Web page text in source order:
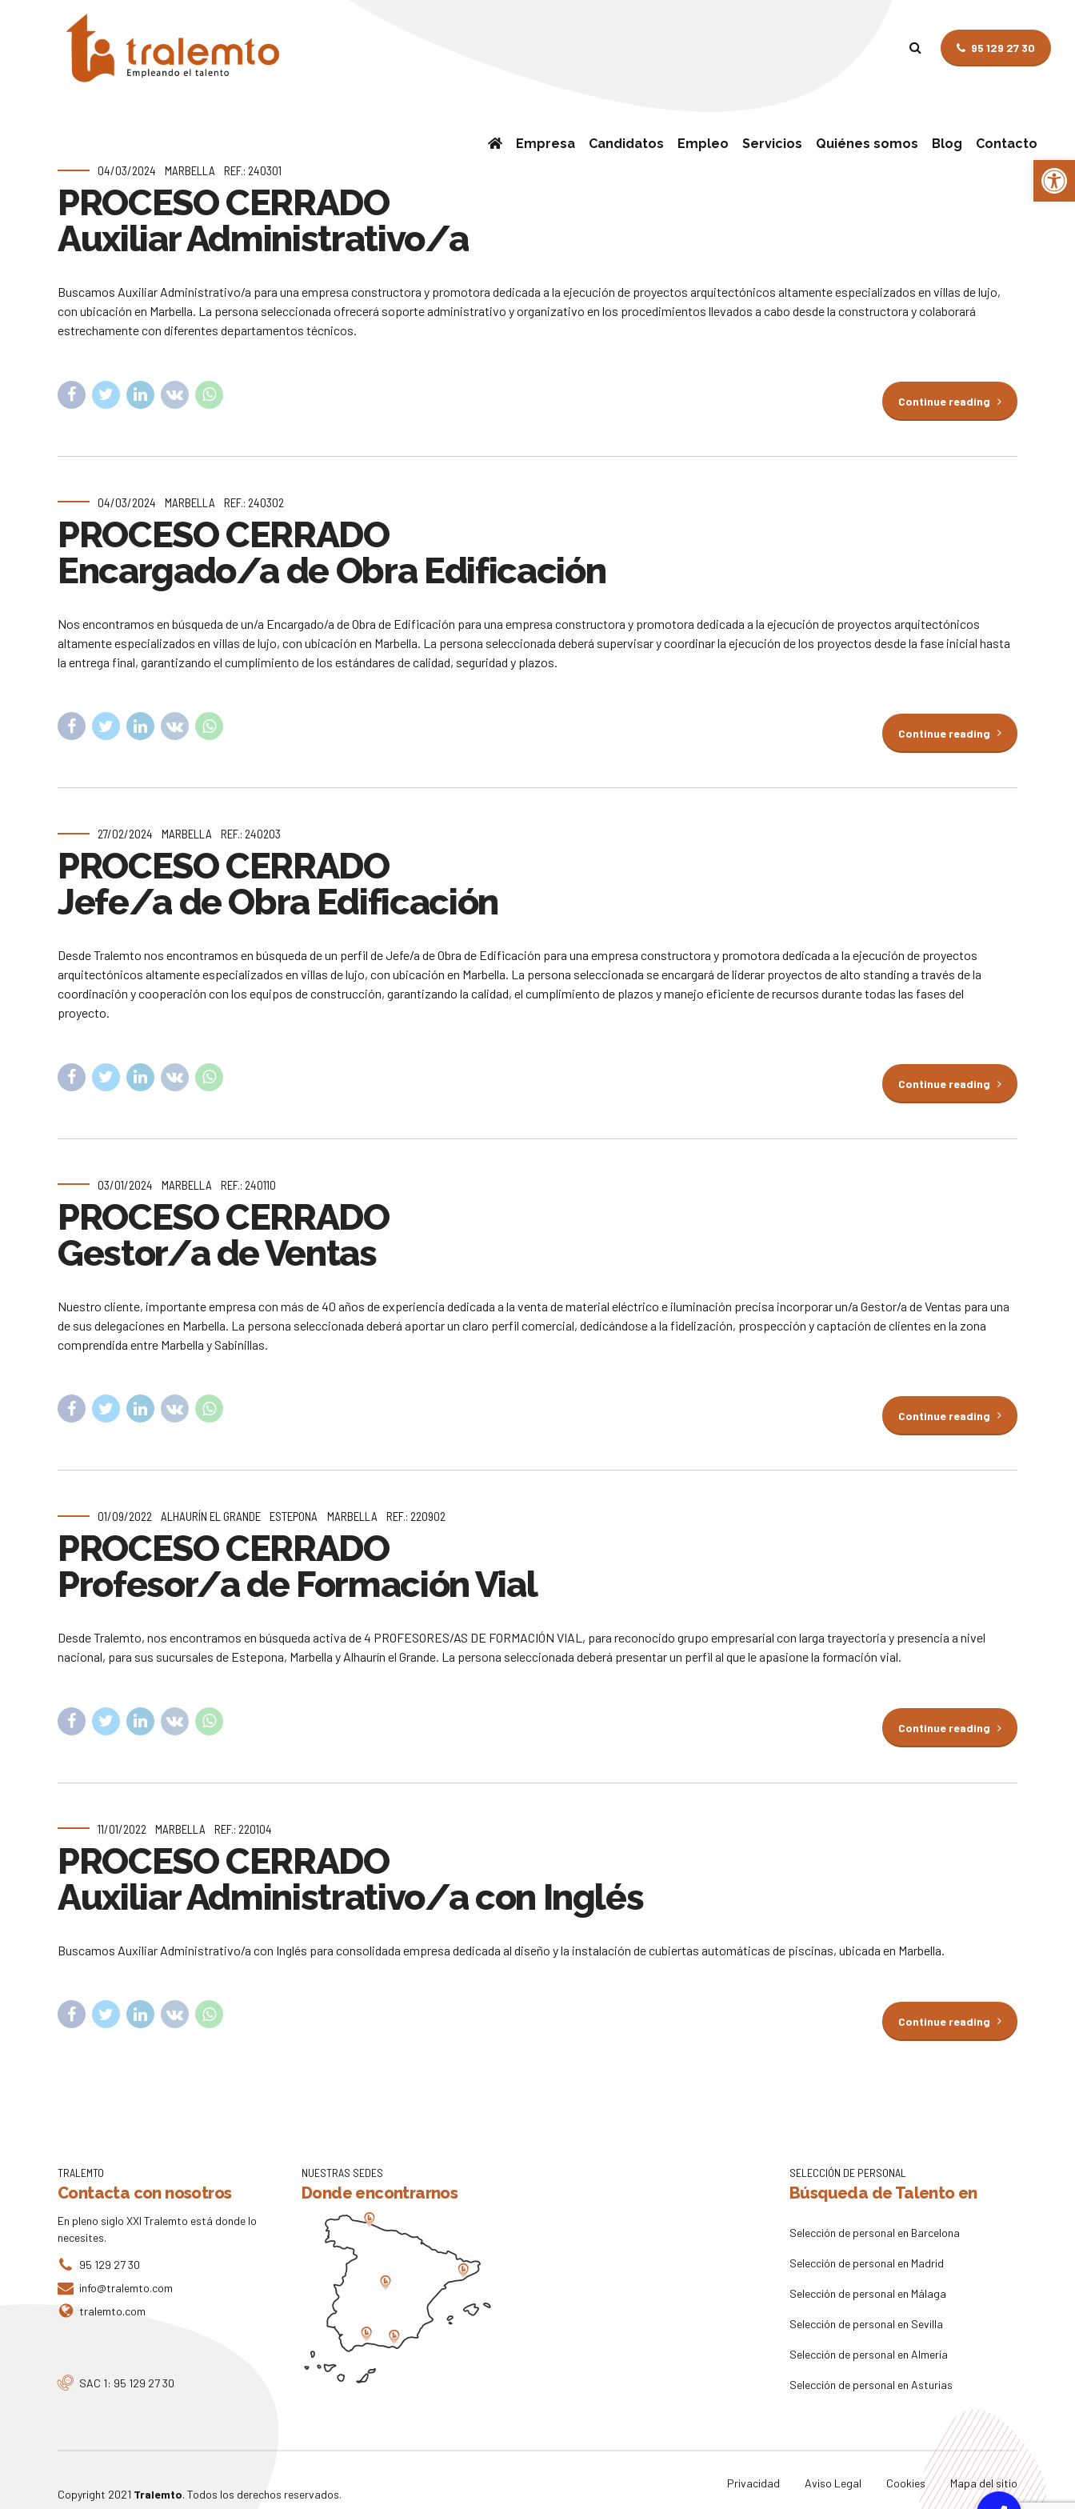
Abrir
95 129 27 30
Empresa Candidatos Empleo Servicios Quiénes somos Blog Contacto
04/03/2024 MARBELLA REF.: 240301
PROCESO CERRADO
Auxiliar Administrativo/a
Buscamos Auxiliar Administrativo/a para una empresa constructora y promotora dedicada a la ejecución de proyectos arquitectónicos altamente especializados en villas de lujo,
con ubicación en Marbella. La persona seleccionada ofrecerá soporte administrativo y organizativo en los procedimientos llevados a cabo desde la constructora y colaborará
estrechamente con diferentes departamentos técnicos.
Continue reading
04/03/2024 MARBELLA REF.: 240302
PROCESO CERRADO
Encargado/a de Obra Edificación
Nos encontramos en búsqueda de un/a Encargado/a de Obra de Edificación para una empresa constructora y promotora dedicada a la ejecución de proyectos arquitectónicos
altamente especializados en villas de lujo, con ubicación en Marbella. La persona seleccionada deberá supervisar y coordinar la ejecución de los proyectos desde la fase inicial hasta
la entrega final, garantizando el cumplimiento de los estándares de calidad, seguridad y plazos.
Continue reading
27/02/2024 MARBELLA REF.: 240203
PROCESO CERRADO
Jefe/a de Obra Edificación
Desde Tralemto nos encontramos en búsqueda de un perfil de Jefe/a de Obra de Edificación para una empresa constructora y promotora dedicada a la ejecución de proyectos
arquitectónicos altamente especializados en villas de lujo, con ubicación en Marbella. La persona seleccionada se encargará de liderar proyectos de alto standing a través de la
coordinación y cooperación con los equipos de construcción, garantizando la calidad, el cumplimiento de plazos y manejo eficiente de recursos durante todas las fases del
proyecto.
Continue reading
03/01/2024 MARBELLA REF.: 240110
PROCESO CERRADO
Gestor/a de Ventas
Nuestro cliente, importante empresa con más de 40 años de experiencia dedicada a la venta de material eléctrico e iluminación precisa incorporar un/a Gestor/a de Ventas para una
de sus delegaciones en Marbella. La persona seleccionada deberá aportar un claro perfil comercial, dedicándose a la fidelización, prospección y captación de clientes en la zona
comprendida entre Marbella y Sabinillas.
Continue reading
01/09/2022 ALHAURÍN EL GRANDE ESTEPONA MARBELLA REF.: 220902
PROCESO CERRADO
Profesor/a de Formación Vial
Desde Tralemto, nos encontramos en búsqueda activa de 4 PROFESORES/AS DE FORMACIÓN VIAL, para reconocido grupo empresarial con larga trayectoria y presencia a nivel
nacional, para sus sucursales de Estepona, Marbella y Alhaurín el Grande. La persona seleccionada deberá presentar un perfil al que le apasione la formación vial.
Continue reading
11/01/2022 MARBELLA REF.: 220104
PROCESO CERRADO
Auxiliar Administrativo/a con Inglés
Buscamos Auxiliar Administrativo/a con Inglés para consolidada empresa dedicada al diseño y la instalación de cubiertas automáticas de piscinas, ubicada en Marbella.
Continue reading
TRALEMTO
Contacta con nosotros
En pleno siglo XXI Tralemto está donde lo
necesites.
95 129 27 30
info@tralemto.com
tralemto.com
SAC 1: 95 129 27 30
NUESTRAS SEDES
Donde encontrarnos
SELECCIÓN DE PERSONAL
Búsqueda de Talento en
Selección de personal en Barcelona
Selección de personal en Madrid
Selección de personal en Málaga
Selección de personal en Sevilla
Selección de personal en Almería
Selección de personal en Asturias
Copyright 2021 Tralemto. Todos los derechos reservados.
Privacidad Aviso Legal Cookies Mapa del sitio